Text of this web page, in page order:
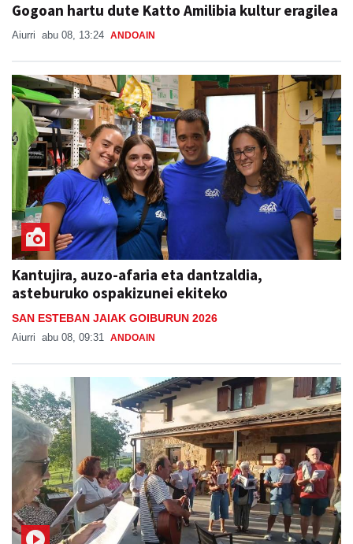
Gogoan hartu dute Katto Amilibia kultur eragilea
Aiurri abu 08, 13:24 ANDOAIN
Kantujira, auzo-afaria eta dantzaldia,
asteburuko ospakizunei ekiteko
SAN ESTEBAN JAIAK GOIBURUN 2026
Aiurri abu 08, 09:31 ANDOAIN